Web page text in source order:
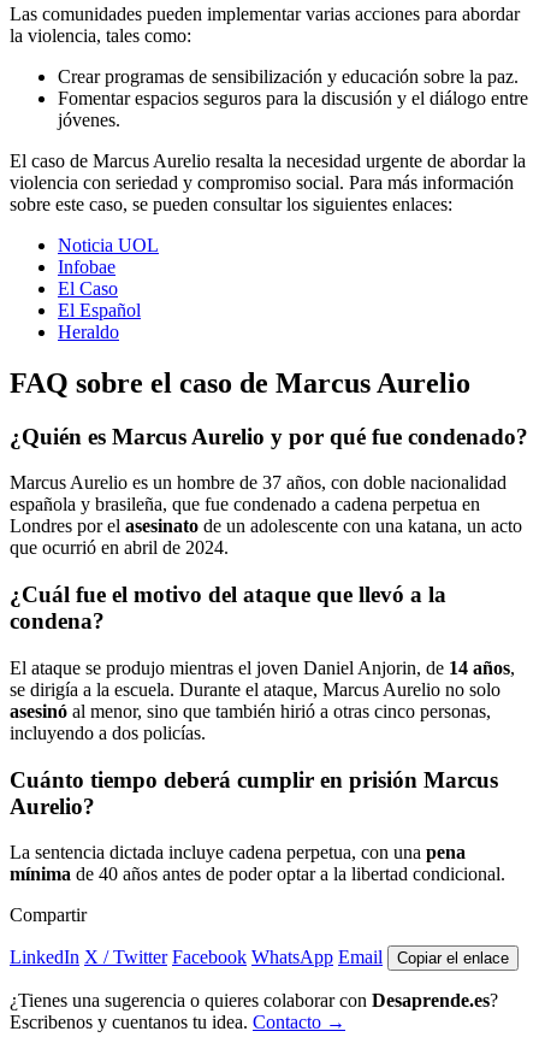
Las comunidades pueden implementar varias acciones para abordar
la violencia, tales como:
Crear programas de sensibilización y educación sobre la paz.
Fomentar espacios seguros para la discusión y el diálogo entre
jóvenes.
El caso de Marcus Aurelio resalta la necesidad urgente de abordar la
violencia con seriedad y compromiso social. Para más información
sobre este caso, se pueden consultar los siguientes enlaces:
Noticia UOL
Infobae
El Caso
El Español
Heraldo
FAQ sobre el caso de Marcus Aurelio
¿Quién es Marcus Aurelio y por qué fue condenado?
Marcus Aurelio es un hombre de 37 años, con doble nacionalidad
española y brasileña, que fue condenado a cadena perpetua en
Londres por el asesinato de un adolescente con una katana, un acto
que ocurrió en abril de 2024.
¿Cuál fue el motivo del ataque que llevó a la
condena?
El ataque se produjo mientras el joven Daniel Anjorin, de 14 años,
se dirigía a la escuela. Durante el ataque, Marcus Aurelio no solo
asesinó al menor, sino que también hirió a otras cinco personas,
incluyendo a dos policías.
Cuánto tiempo deberá cumplir en prisión Marcus
Aurelio?
La sentencia dictada incluye cadena perpetua, con una pena
mínima de 40 años antes de poder optar a la libertad condicional.
Compartir
LinkedIn X / Twitter Facebook WhatsApp Email Copiar el enlace
¿Tienes una sugerencia o quieres colaborar con Desaprende.es?
Escribenos y cuentanos tu idea. Contacto →